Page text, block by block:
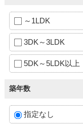
～1LDK
3DK～3LDK
5DK～5LDK以上
築年数
指定なし